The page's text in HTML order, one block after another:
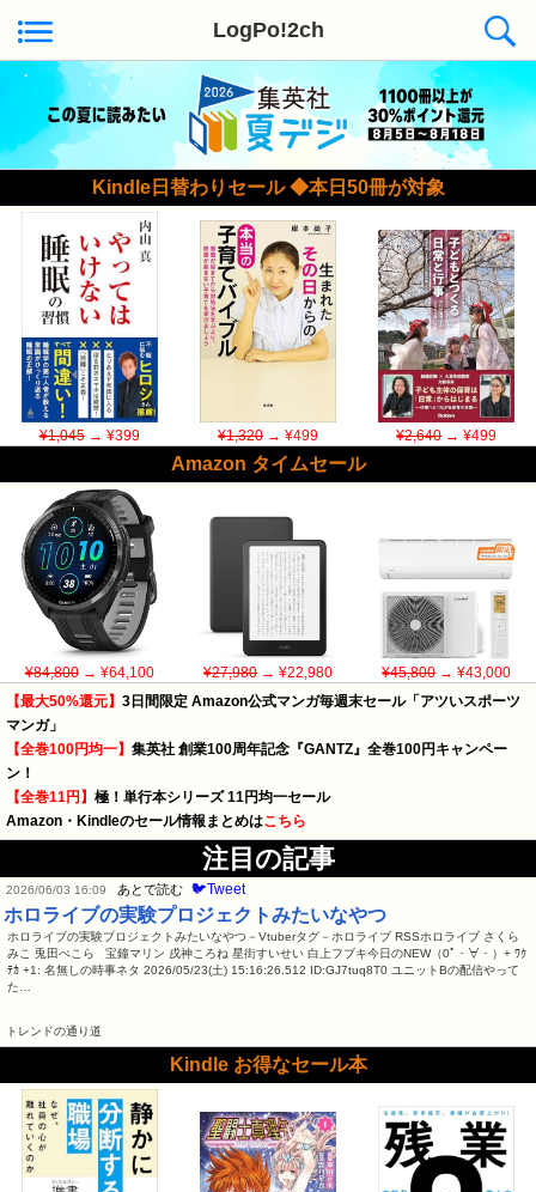
LogPo!2ch
Kindle日替わりセール ◆本日50冊が対象
¥1,045→ ¥399 ¥1,320→ ¥499 ¥2,640→ ¥499
Amazon タイムセール
¥84,800→ ¥64,100 ¥27,980→ ¥22,980 ¥45,800→ ¥43,000
【最大50%還元】 3日間限定 Amazon公式マンガ毎週末セール「アツいスポーツ
マンガ」
【全巻100円均一】 集英社 創業100周年記念『GANTZ』全巻100円キャンペー
ン！
【全巻11円】 極！単行本シリーズ 11円均一セール
Amazon・Kindleのセール情報まとめはこちら
注目の記事
2026/06/03 16:09 あとで読む 🐦Tweet
ホロライブの実験プロジェクトみたいなやつ
ホロライブの実験プロジェクトみたいなやつ－Vtuberタグ－ホロライブ RSSホロライブ さくら
みこ 兎田ぺこら 宝鐘マリン 戌神ころね 星街すいせい 白上フブキ今日のNEW（0ﾟ・∀・）+ ﾜｸ
ﾃｶ +1: 名無しの時事ネタ 2026/05/23(土) 15:16:26.512 ID:GJ7tuq8T0 ユニットBの配信やって
た…
トレンドの通り道
Kindle お得なセール本